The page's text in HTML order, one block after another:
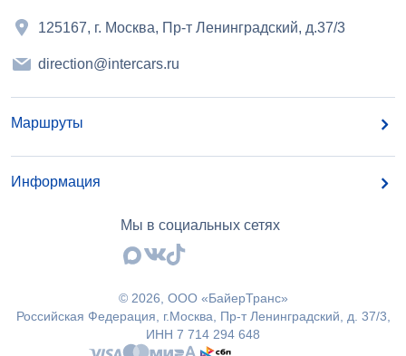
125167, г. Москва, Пр-т Ленинградский, д.37/3
direction@intercars.ru
Маршруты
Информация
Мы в социальных сетях
© 2026 , OOO «БайерТранс»
Российская Федерация, г.Москва, Пр-т Ленинградский, д. 37/3,
ИНН 7 714 294 648